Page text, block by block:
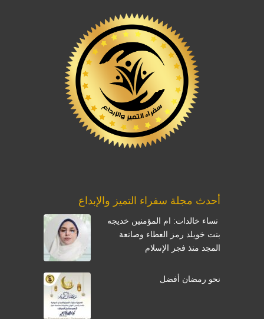
أحدث مجلة سفراء التميز والإبداع
نساء خالدات: ام المؤمنين خديجه
بنت خويلد رمز العطاء وصانعة
المجد منذ فجر الإسلام
نحو رمضان أفضل